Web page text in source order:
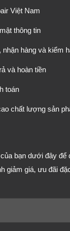
Việt Nam
thông tin
nhận hàng và kiểm
và hoàn tiền
toán
chất lượng sản
bạn dưới đây để
giảm giá, ưu đãi